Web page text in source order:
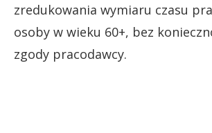
zredukowania wymiaru czasu
osoby w wieku 60+, bez
zgody pracodawcy.